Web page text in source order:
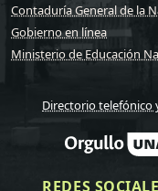
Contaduría General de la
Gobierno en línea
Ministerio de Educación
Directorio telefónico
REDES